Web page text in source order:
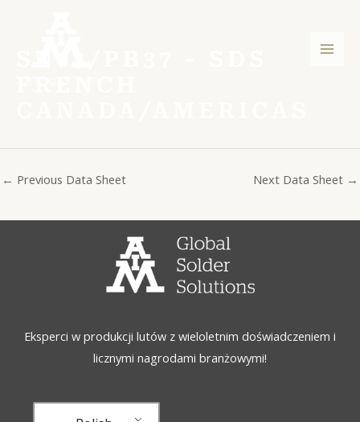
← Previous Data Sheet Next Data Sheet →
Eksperci w produkcji lutów z wieloletnim doświadczeniem i
licznymi nagrodami branżowymi!